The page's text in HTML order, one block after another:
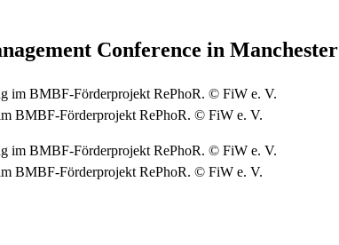
Conference in Manchester
BMBF-Förderprojekt RePhoR. © FiW e. V.
BMBF-Förderprojekt RePhoR. © FiW e. V.